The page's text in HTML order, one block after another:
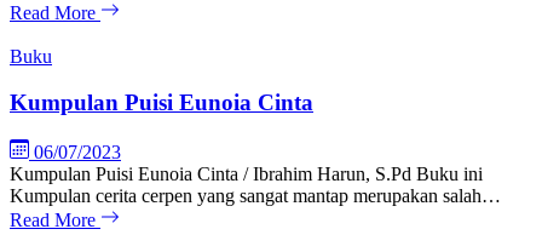
Read More
Buku
Kumpulan Puisi Eunoia Cinta
06/07/2023
Kumpulan Puisi Eunoia Cinta / Ibrahim Harun, S.Pd Buku ini
Kumpulan cerita cerpen yang sangat mantap merupakan salah…
Read More